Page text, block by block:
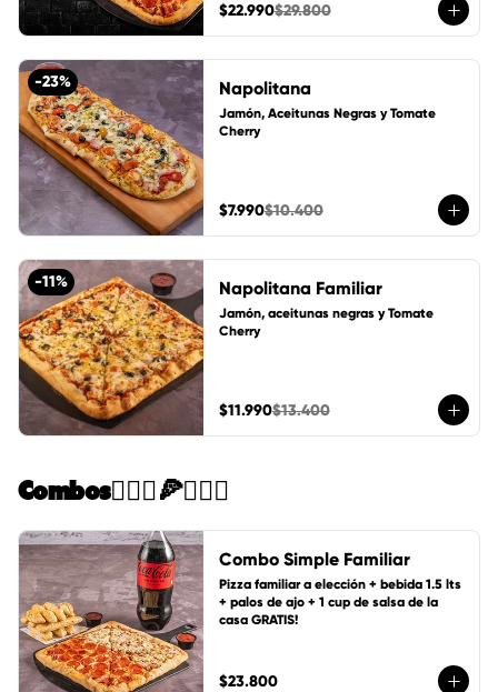
$22.990$29.800
-23% Napolitana
Jamón, Aceitunas Negras y Tomate
Cherry
$7.990$10.400
-11% Napolitana Familiar
Jamón, aceitunas negras y Tomate
Cherry
$11.990$13.400
Combos🙋🏻‍♀️🍕🙋🏻‍♂️
Combo Simple Familiar
Pizza familiar a elección + bebida 1.5 lts
+ palos de ajo + 1 cup de salsa de la
casa GRATIS!
$23.800